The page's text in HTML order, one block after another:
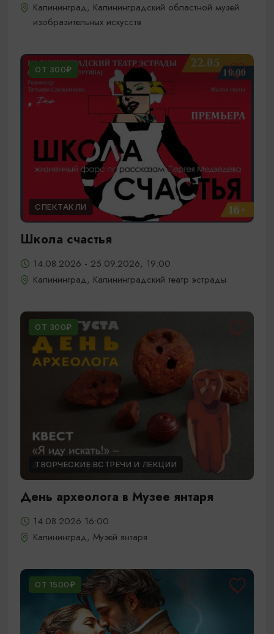
Калининград, Калининградский областной музей
изобразительных искусств
ОТ 300₽
СПЕКТАКЛИ
Школа счастья
14.08.2026 - 25.09.2026, 19:00
Калининград, Калининградский театр эстрады
ОТ 300₽
ТВОРЧЕСКИЕ ВСТРЕЧИ И ЛЕКЦИИ
День археолога в Музее янтаря
14.08.2026 16:00
Калининград, Музей янтаря
ОТ 1500₽